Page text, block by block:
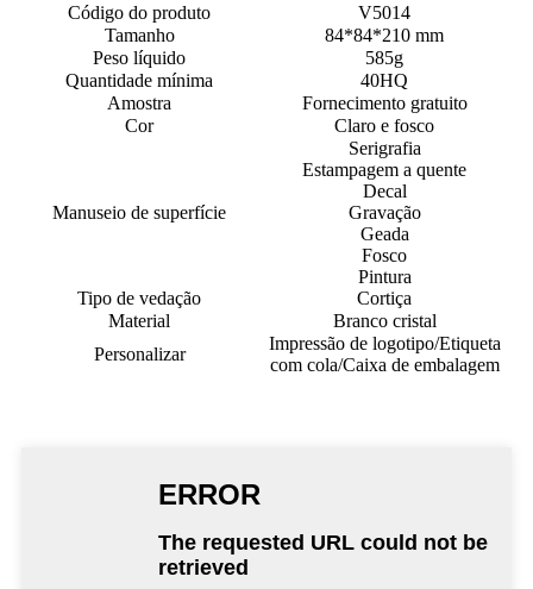
Código do produto
V5014
Tamanho
84*84*210 mm
Peso líquido
585g
Quantidade mínima
40HQ
Amostra
Fornecimento gratuito
Cor
Claro e fosco
Manuseio de superfície
Serigrafia
Estampagem a quente
Decal
Gravação
Geada
Fosco
Pintura
Tipo de vedação
Cortiça
Material
Branco cristal
Personalizar
Impressão de logotipo/Etiqueta
com cola/Caixa de embalagem